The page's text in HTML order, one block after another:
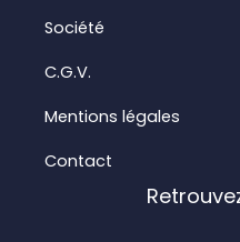
Société
C.G.V.
Mentions légales
Contact